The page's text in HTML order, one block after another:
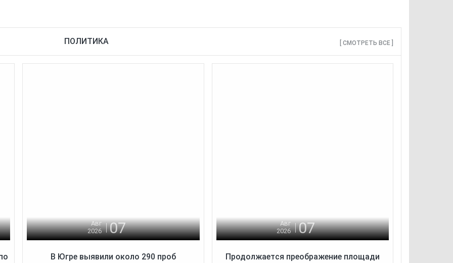
ПОЛИТИКА [ СМОТРЕТЬ ВСЕ ]
Авг
2026
07
В Югре выявили около 290 проб
Авг
2026
07
Продолжается преображение площади